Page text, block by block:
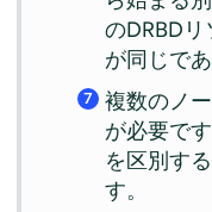
のDRBD
が同じで
7
複数のノ
が必要で
を区別す
す。